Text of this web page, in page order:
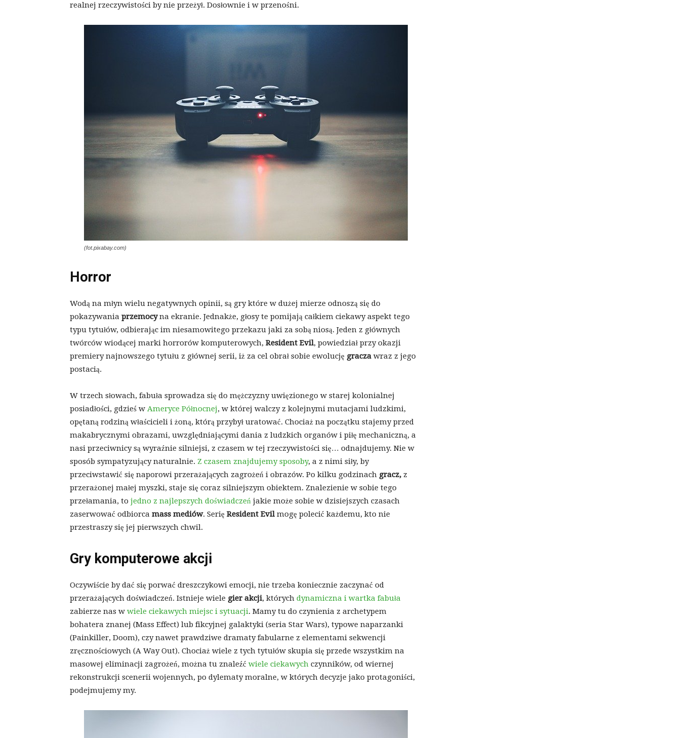
realnej rzeczywistości by nie przeżył. Dosłownie i w przenośni.
(fot.pixabay.com)
Horror
Wodą na młyn wielu negatywnych opinii, są gry które w dużej mierze odnoszą się do
pokazywania przemocyna ekranie. Jednakże, głosy te pomijają całkiem ciekawy aspekt tego
typu tytułów, odbierając im niesamowitego przekazu jaki za sobą niosą. Jeden z głównych
twórców wiodącej marki horrorów komputerowych, Resident Evil, powiedział przy okazji
premiery najnowszego tytułu z głównej serii, iż za cel obrał sobie ewolucję gracza wraz z jego
postacią.
W trzech słowach, fabuła sprowadza się do mężczyzny uwięzionego w starej kolonialnej
posiadłości, gdzieś w Ameryce Północnej, w której walczy z kolejnymi mutacjami ludzkimi,
opętaną rodziną właścicieli i żoną, którą przybył uratować. Chociaż na początku stajemy przed
makabrycznymi obrazami, uwzględniającymi dania z ludzkich organów i piłę mechaniczną, a
nasi przeciwnicy są wyraźnie silniejsi, z czasem w tej rzeczywistości się… odnajdujemy. Nie w
sposób sympatyzujący naturalnie. Z czasem znajdujemy sposoby, a z nimi siły, by
przeciwstawić się naporowi przerażających zagrożeń i obrazów. Po kilku godzinach gracz, z
przerażonej małej myszki, staje się coraz silniejszym obiektem. Znalezienie w sobie tego
przełamania, to jedno z najlepszych doświadczeń jakie może sobie w dzisiejszych czasach
zaserwować odbiorca mass mediów. Serię Resident Evilmogę polecić każdemu, kto nie
przestraszy się jej pierwszych chwil.
Gry komputerowe akcji
Oczywiście by dać się porwać dreszczykowi emocji, nie trzeba koniecznie zaczynać od
przerażających doświadczeń. Istnieje wiele gier akcji, których dynamiczna i wartka fabuła
zabierze nas w wiele ciekawych miejsc i sytuacji. Mamy tu do czynienia z archetypem
bohatera znanej (Mass Effect) lub fikcyjnej galaktyki (seria Star Wars), typowe naparzanki
(Painkiller, Doom), czy nawet prawdziwe dramaty fabularne z elementami sekwencji
zręcznościowych (A Way Out). Chociaż wiele z tych tytułów skupia się przede wszystkim na
masowej eliminacji zagrożeń, można tu znaleźć wiele ciekawych czynników, od wiernej
rekonstrukcji scenerii wojennych, po dylematy moralne, w których decyzje jako protagoniści,
podejmujemy my.